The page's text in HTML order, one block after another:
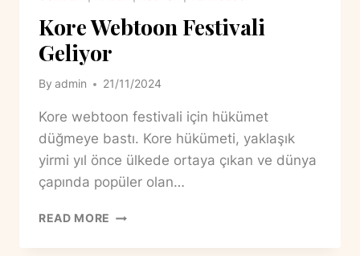
Kore Webtoon Festivali
Geliyor
By admin 21/11/2024
Kore webtoon festivali için hükümet
düğmeye bastı. Kore hükümeti, yaklaşık
yirmi yıl önce ülkede ortaya çıkan ve dünya
çapında popüler olan…
READ MORE KORE
FESTIVALI